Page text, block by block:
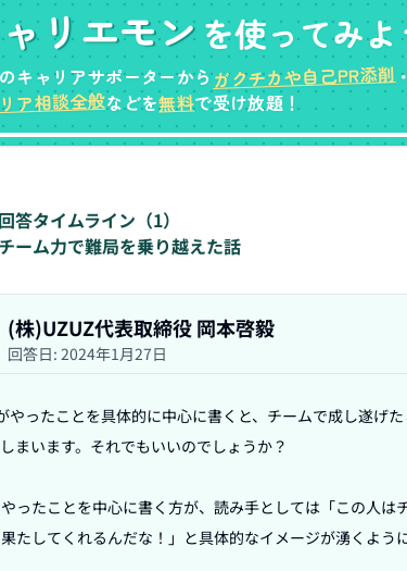
リエモン を使ってみよ
のキャリアサポーターからガクチカや自己PR添削
ア相談全般などを無料で受け放題！
回答タイムライン（1）
チーム力で難局を乗り越えた話
(株)UZUZ代表取締役 岡本啓毅
回答日: 2024年1月27日
やったことを具体的に中心に書くと、チームで成し遂げ
まいます。それでもいいのでしょうか？
ったことを中心に書く方が、読み手としては「この人
たしてくれるんだな！」と具体的なイメージが湧くよう